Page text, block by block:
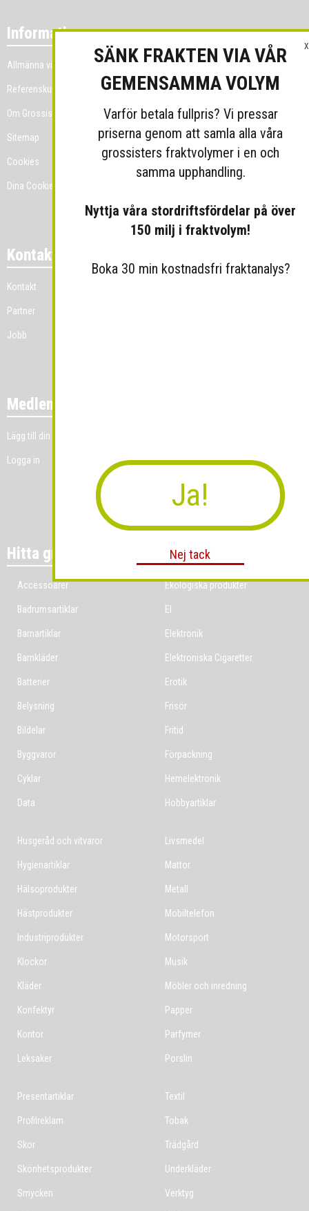
Information
Allmänna villkor
Referenskunder
Om Grossist.se
Sitemap
Cookies
Dina Cookie-prefenser
Kontakt
Kontakt
Partner
Jobb
Medlemmar
Lägg till din grossistverksamhet
Logga in
Hitta grossist per bransch
Accessoarer
Badrumsartiklar
Barnartiklar
Barnkläder
Batterier
Belysning
Bildelar
Byggvaror
Cyklar
Data
Ekologiska produkter
El
Elektronik
Elektroniska Cigaretter
Erotik
Frisör
Fritid
Förpackning
Hemelektronik
Hobbyartiklar
Husgeråd och vitvaror
Hygienartiklar
Hälsoprodukter
Hästprodukter
Industriprodukter
Klockor
Kläder
Konfektyr
Kontor
Leksaker
Livsmedel
Mattor
Metall
Mobiltelefon
Motorsport
Musik
Möbler och inredning
Papper
Parfymer
Porslin
Presentartiklar
Profilreklam
Skor
Skönhetsprodukter
Smycken
Textil
Tobak
Trädgård
Underkläder
Verktyg
X
SÄNK FRAKTEN VIA VÅR
GEMENSAMMA VOLYM
Varför betala fullpris? Vi pressar
priserna genom att samla alla våra
grossisters fraktvolymer i en och
samma upphandling.
Nyttja våra stordriftsfördelar på över
150 milj i fraktvolym!
Boka 30 min kostnadsfri fraktanalys?
Ja!
Nej tack